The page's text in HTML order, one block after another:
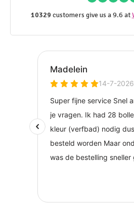
10329 customers give us a 9.6 at